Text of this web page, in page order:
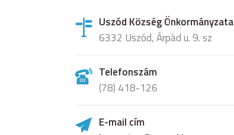
Uszód Község Önkormányzata
6332 Uszód, Árpád u. 9. sz
Telefonszám
(78) 418-126
E-mail cím